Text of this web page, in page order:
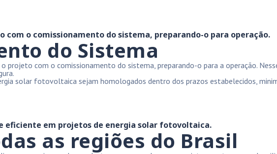
com o comissionamento do sistema, preparando-o para operação.
do Sistema
o projeto com o comissionamento do sistema, preparando-o para a operação.
solar fotovoltaica sejam homologados dentro dos prazos estabelecidos,
eficiente em projetos de energia solar fotovoltaica.
as regiões do Brasil